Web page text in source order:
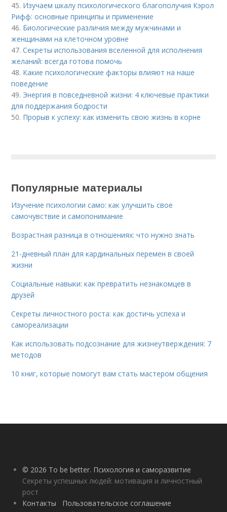
45. Изучаем шкалу психологического благополучия Кэрол
Рифф: основные принципы и применение
46. Биологические различия между мужчинами и
женщинами на клеточном уровне
47.Секреты использования вселенной для исполнения
желаний: всегда готова помочь
48. Какие психологические факторы влияют на наше
поведение
49. Энергия в повседневной жизни: 4 ключевые практики
для поддержания бодрости
50. Прорыв к успеху: как изменить свою жизнь в корне
Популярные материалы
Изучение психологии само: как улучшить свое
самочувствие и самопонимание
Возрастная разница в отношениях: что нужно знать
21-дневный план для кардинальных перемен в своей
жизни
Социальные навыки: как превратить незнакомцев в
друзей
Секреты личностного роста: как достичь успеха и
самореализации
Как использовать подсознание для жизнеутверждения: 7
методов
10 книг, которые помогут вам стать мастером общения
© 2026 To be better. Психология и саморазвитие
Секреты успешных людей: мотивация и личностный
рост
Контакты
Пользовательское соглашение